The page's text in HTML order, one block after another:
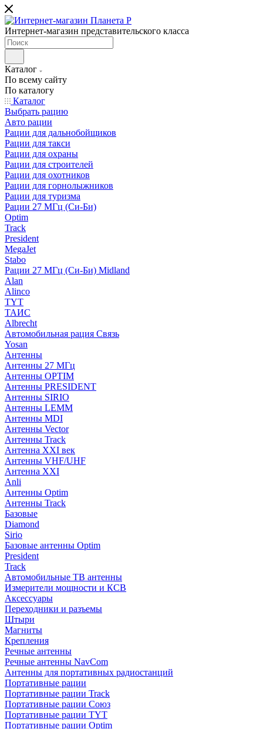
Интернет-магазин представительского класса
Каталог
По всему сайту
По каталогу
Каталог
Выбрать рацию
Авто рации
Рации для дальнобойщиков
Рации для такси
Рации для охраны
Рации для строителей
Рации для охотников
Рации для горнолыжников
Рации для туризма
Рации 27 МГц (Си-Би)
Optim
Track
President
MegaJet
Stabo
Рации 27 МГц (Си-Би) Midland
Alan
Alinco
TYT
ТАИС
Albrecht
Автомобильная рация Связь
Yosan
Антенны
Антенны 27 МГц
Антенны OPTIM
Антенны PRESIDENT
Антенны SIRIO
Антенны LEMM
Антенны MDI
Антенны Vector
Антенны Track
Антенна XXI век
Антенны VHF/UHF
Антенна XXI
Anli
Антенны Optim
Антенны Track
Базовые
Diamond
Sirio
Базовые антенны Optim
President
Track
Автомобильные ТВ антенны
Измерители мощности и КСВ
Аксессуары
Переходники и разъемы
Штыри
Магниты
Крепления
Речные антенны
Речные антенны NavCom
Антенны для портативных радиостанций
Портативные рации
Портативные рации Track
Портативные рации Союз
Портативные рации TYT
Портативные рации Optim